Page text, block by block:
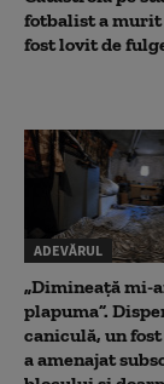
fotbalist a murit
fost lovit de
ADEVĂRUL
„Dimineață mi-
plapuma”.
caniculă, un
a amenajat